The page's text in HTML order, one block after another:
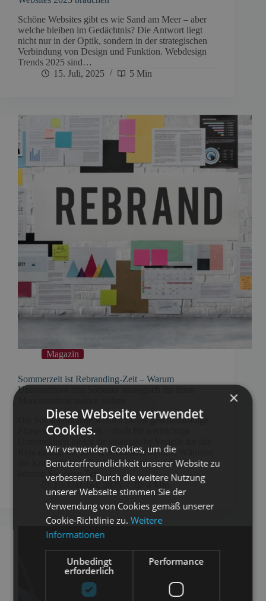
Schöne Websites gibt es wie Sand am Meer – aber
welche bleiben im Gedächtnis? Die Antwort liegt
nicht nur in der Optik, sondern in der strategischen
Verbindung von Design und Funktion. Webdesign
Trends 2025 sind…
15. Juli, 2025
5 Min
Magazin
Sommerzeit ist Rebranding-Zeit – Warum
Unternehmen den Sommer strategisch für ihren
Die Sommermonate werden oft als geschäftsruhige
Phase wahrgenommen – doch für weitsichtige
Rebranding, die häufig übersehen werden. Während
die Konkurrenz in der Sommerpause verharrt,
können Sie diese Zeit…
×
Diese Webseite verwendet
Cookies.
Wir verwenden Cookies, um die
Benutzerfreundlichkeit unserer Website zu
verbessern. Durch die weitere Nutzung
unserer Webseite stimmen Sie der
Verwendung von Cookies gemäß unserer
Cookie-Richtlinie zu.Weitere
Informationen
Unbedingt
erforderlich
Performance